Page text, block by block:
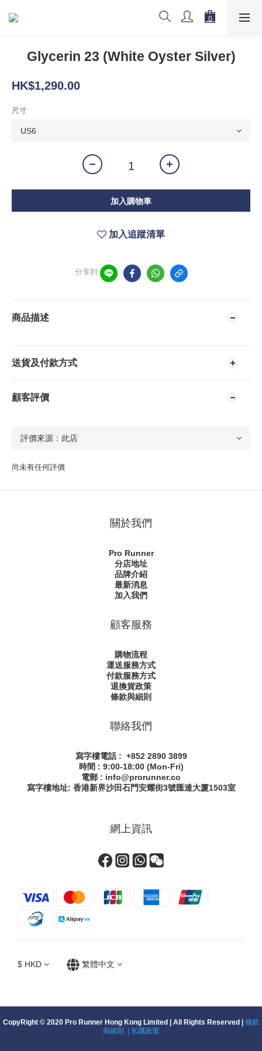
Glycerin 23 (White Oyster Silver)
HK$1,290.00
尺寸
加入購物車
加入追蹤清單
分享到
商品描述
送貨及付款方式
顧客評價
尚未有任何評價
關於我們
Pro Runner
分店地址
品牌介紹
最新消息
加入我們
顧客服務
購物流程
運送服務方式
付款服務方式
退換貨政策
條款與細則
聯絡我們
寫字樓電話 : +852 2890 3899
時間 : 9:00-18:00 (Mon-Fri)
電郵 : info@prorunner.co
寫字樓地址: 香港新界沙田石門安耀街3號匯達大廈1503室
網上資訊
$ HKD 繁體中文
CopyRight © 2020 Pro Runner Hong Kong Limited | All Rights Reserved | 條款
與細則 | 私隱政策